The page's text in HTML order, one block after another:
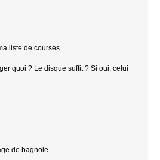
liste de courses.
quoi ? Le disque suffit ? Si oui, celui
de bagnole ...